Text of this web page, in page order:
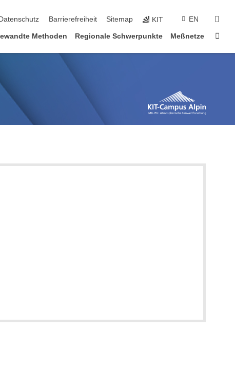
Datenschutz Barrierefreiheit Sitemap KIT EN
Methoden Regionale Schwerpunkte Meßnetze